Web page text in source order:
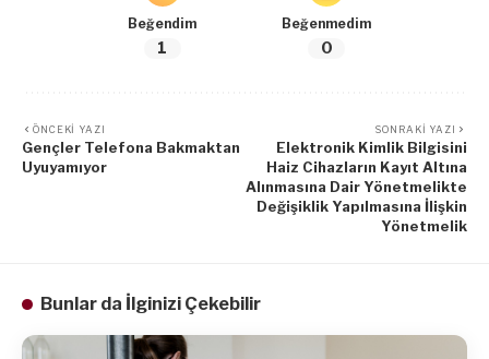
Beğendim
1
Beğenmedim
0
ÖNCEKI YAZI
Gençler Telefona Bakmaktan
Uyuyamıyor
SONRAKI YAZI
Elektronik Kimlik Bilgisini
Haiz Cihazların Kayıt Altına
Alınmasına Dair Yönetmelikte
Değişiklik Yapılmasına İlişkin
Yönetmelik
Bunlar da İlginizi Çekebilir